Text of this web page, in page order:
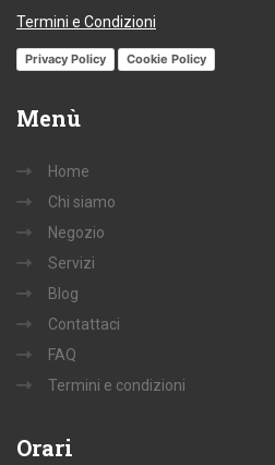
Termini e Condizioni
Privacy Policy Cookie Policy
Menù
Home
Chi siamo
Negozio
Servizi
Blog
Contattaci
FAQ
Termini e condizioni
Orari